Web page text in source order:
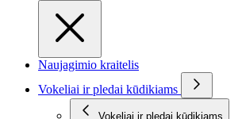
Naujagimio kraitelis
Vokeliai ir pledai kūdikiams
Vokeliai ir pledai kūdikiams